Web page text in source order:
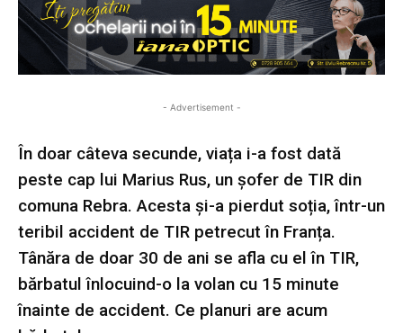
- Advertisement -
În doar câteva secunde, viața i-a fost dată
peste cap lui Marius Rus, un șofer de TIR din
comuna Rebra. Acesta și-a pierdut soția, într-un
teribil accident de TIR petrecut în Franța.
Tânăra de doar 30 de ani se afla cu el în TIR,
bărbatul înlocuind-o la volan cu 15 minute
înainte de accident. Ce planuri are acum